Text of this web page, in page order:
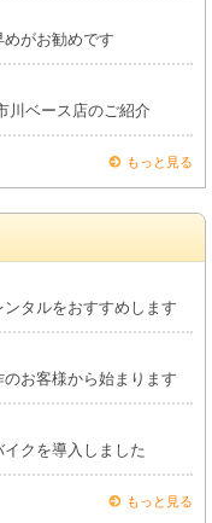
がお勧めです
川ベース店のご紹介
もっと見る
タルをおすすめします
お客様から始まります
イクを導入しました
もっと見る